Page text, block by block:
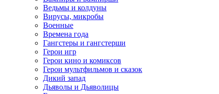
Ведьмы и колдуны
Вирусы, микробы
Военные
Времена года
Гангстеры и гангстерши
Герои игр
Герои кино и комиксов
Герои мультфильмов и сказок
Дикий запад
Дьяволы и Дьяволицы